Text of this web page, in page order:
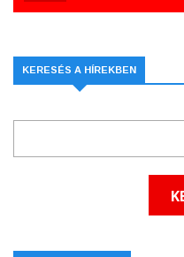
KERESÉS A HÍREKBEN